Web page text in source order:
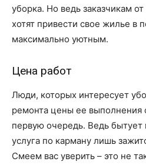
уборка. Но ведь заказчикам
хотят привести свое жилье в
максимально уютным.
Цена работ
Люди, которых интересует
ремонта цены ее выполнения
первую очередь. Ведь бытует
услуга по карману лишь
Смеем вас уверить – это не